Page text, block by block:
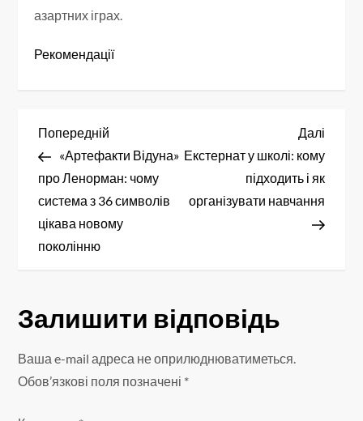
азартних іграх.
Рекомендації
Н
а
в
і
а
ц
і
Попередній
запис
Попередній
«Артефакти Відуна»
про Ленорман: чому
система з 36 символів
цікава новому
поколінню
запис
Далі
Екстернат у школі: кому
підходить і як
організувати навчання
Залишити відповідь
Ваша e-mail адреса не оприлюднюватиметься.
Обов’язкові поля позначені *